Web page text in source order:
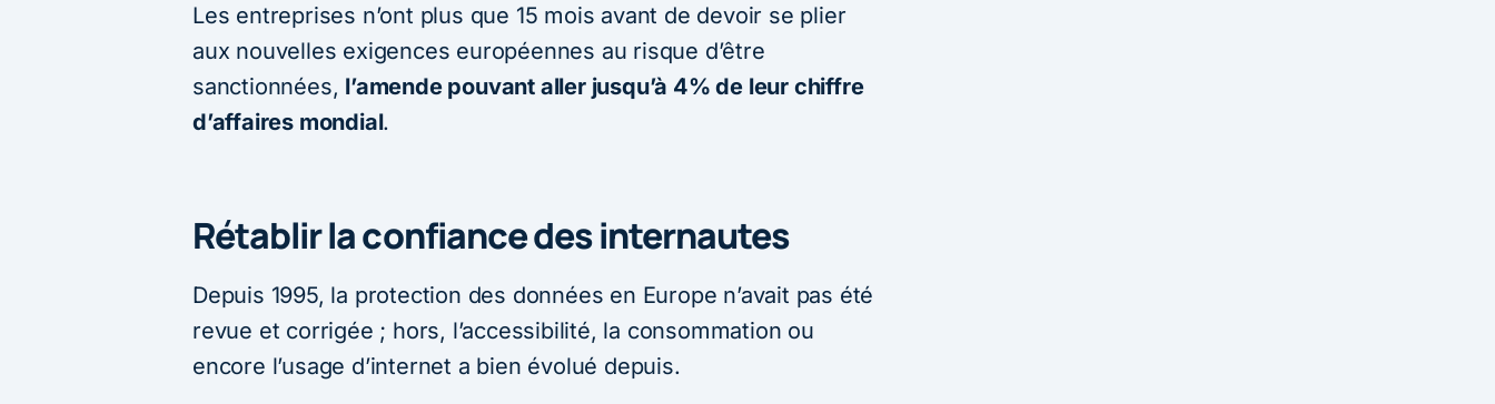
Les entreprises n’ont plus que 15 mois avant de devoir se plier
aux nouvelles exigences européennes au risque d’être
sanctionnées, l’amende pouvant aller jusqu’à 4% de leur chiffre
d’affaires mondial.
Rétablir la confiance des internautes
Depuis 1995, la protection des données en Europe n’avait pas été
revue et corrigée ; hors, l’accessibilité, la consommation ou
encore l’usage d’internet a bien évolué depuis.